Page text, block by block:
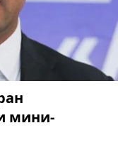
мини-